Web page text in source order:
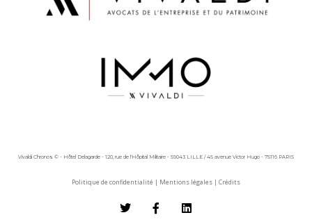
Vivaldi Chronos © - Hôtel Delagarde - 120, rue de l'Hôpital Militaire - 59043 LILLE / 45 avenue Victor Hugo - 75116 PARIS
Politique de confidentialité | Mentions légales | Crédits